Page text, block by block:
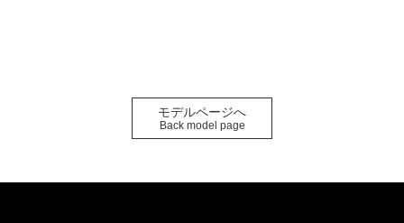
モデルページへ
Back model page